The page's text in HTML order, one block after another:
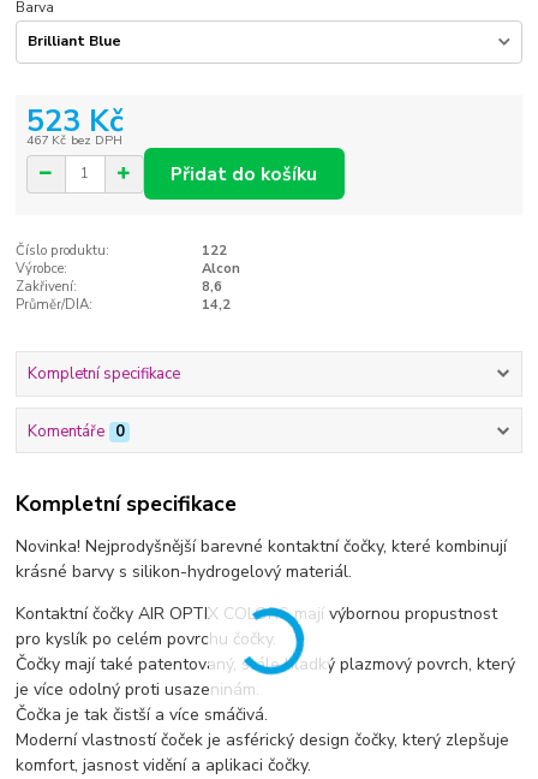
Barva
523 Kč
467 Kč bez DPH
Přidat do košíku
Číslo produktu:
122
Výrobce:
Alcon
Zakřivení:
8,6
Průměr/DIA:
14,2
Kompletní specifikace
Komentáře 0
Kompletní specifikace
Novinka! Nejprodyšnější barevné kontaktní čočky, které kombinují
krásné barvy s silikon-hydrogelový materiál.
Kontaktní čočky AIR OPTIX COLORS mají výbornou propustnost
pro kyslík po celém povrchu čočky.
Čočky mají také patentovaný, stále hladký plazmový povrch, který
je více odolný proti usazeninám.
Čočka je tak čistší a více smáčivá.
Moderní vlastností čoček je asférický design čočky, který zlepšuje
komfort, jasnost vidění a aplikaci čočky.